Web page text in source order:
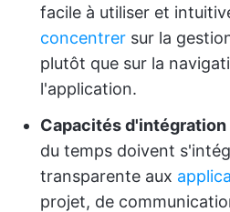
facile à utiliser et
concentrer sur la
plutôt que sur la
l'application.
Capacités d'intégration
du temps doivent
transparente aux
projet, de